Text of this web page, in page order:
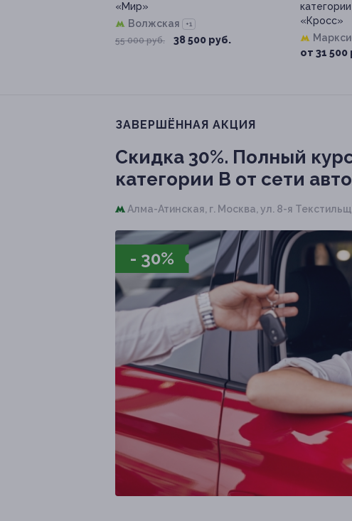
«Мир»
Волжская
+1
55 000 руб. 38 500 руб.
«Кросс»
от 31 500
ЗАВЕРШЁННАЯ АКЦИЯ
Скидка 30%. Полный
категории В от сети
Алма-Атинская, г. Москва, ул. 8-я
- 30%